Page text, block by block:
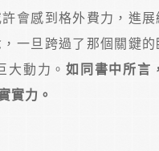
會感到格外費力，進
一旦跨過了那個關鍵
大動力。如同書中所言
實力。